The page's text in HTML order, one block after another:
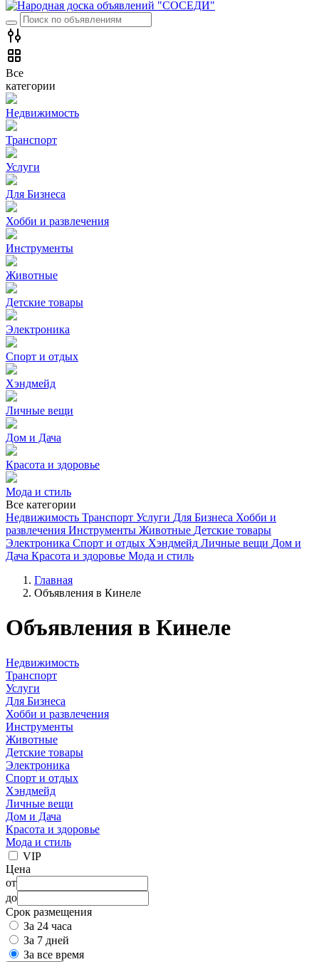
Все
категории
Недвижимость
Транспорт
Услуги
Для Бизнеса
Хобби и развлечения
Инструменты
Животные
Детские товары
Электроника
Спорт и отдых
Хэндмейд
Личные вещи
Дом и Дача
Красота и здоровье
Мода и стиль
Все категории
Недвижимость Транспорт Услуги Для Бизнеса Хобби и
развлечения Инструменты Животные Детские товары
Электроника Спорт и отдых Хэндмейд Личные вещи Дом и
Дача Красота и здоровье Мода и стиль
Главная
Объявления в Кинеле
Объявления в Кинеле
Недвижимость
Транспорт
Услуги
Для Бизнеса
Хобби и развлечения
Инструменты
Животные
Детские товары
Электроника
Спорт и отдых
Хэндмейд
Личные вещи
Дом и Дача
Красота и здоровье
Мода и стиль
VIP
Цена
от
до
Срок размещения
За 24 часа
За 7 дней
За все время